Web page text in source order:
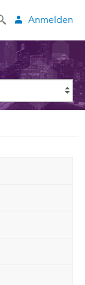
Anmelden